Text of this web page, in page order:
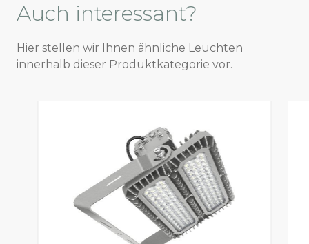
Auch interessant?
Hier stellen wir Ihnen ähnliche Leuchten
innerhalb dieser Produktkategorie vor.